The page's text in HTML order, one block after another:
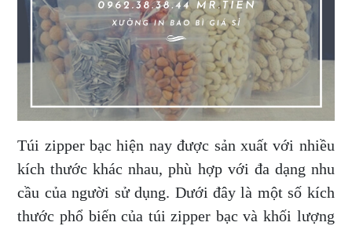
Túi zipper bạc hiện nay được sản xuất với nhiều
kích thước khác nhau, phù hợp với đa dạng nhu
cầu của người sử dụng. Dưới đây là một số kích
thước phổ biến của túi zipper bạc và khối lượng